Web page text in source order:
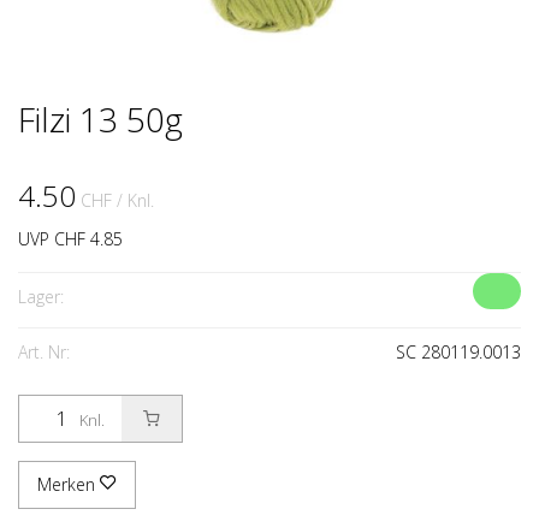
Filzi 13 50g
4.50 CHF / Knl.
UVP CHF 4.85
Lager:
Art. Nr: SC 280119.0013
Knl.
Merken